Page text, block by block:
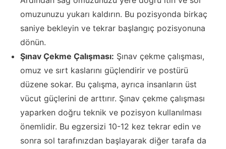
omuzunuzu yukarı kaldırın. Bu pozisyonda birkaç
saniye bekleyin ve tekrar başlangıç pozisyonuna
dönün.
Şınav Çekme Çalışması: Şınav çekme çalışması,
omuz ve sırt kaslarını güçlendirir ve postürü
düzene sokar. Bu çalışma, ayrıca insanların üst
vücut güçlerini de arttırır. Şınav çekme çalışması
yaparken doğru teknik ve pozisyon kullanılması
önemlidir. Bu egzersizi 10-12 kez tekrar edin ve
sonra sol tarafınızdan başlayarak diğer tarafa da